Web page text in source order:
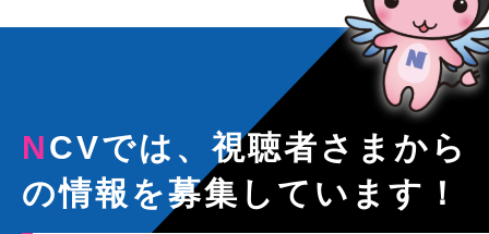
NCVでは、視聴者さまから
の情報を募集しています！